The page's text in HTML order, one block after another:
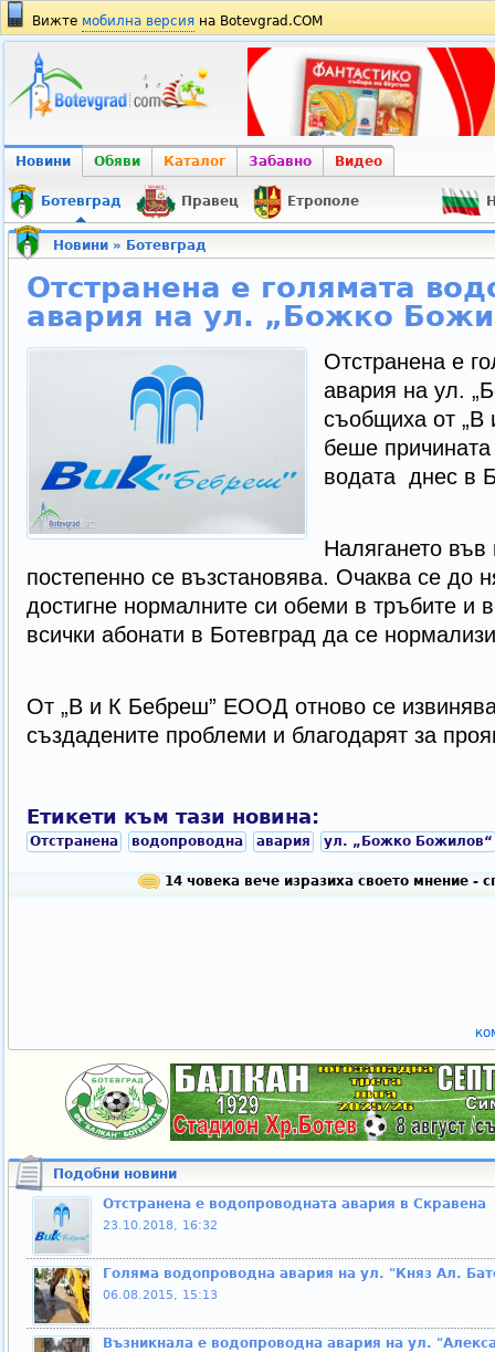
Вижте мобилна версия на Botevgrad.COM
Новини Обяви Каталог Забавно Видео
Ботевград Правец Етрополе
Новини» Ботевград
Отстранена е голямата
авария на ул. „Божко
Отстранена е
авария на ул.
съобщиха от
беше причината
водата днес в
Налягането
постепенно се възстановява. Очаква се до
достигне нормалните си обеми в тръбите и
всички абонати в Ботевград да се
От „В и К Бебреш” ЕООД отново се
създадените проблеми и благодарят за
Етикети към тази новина:
Отстранена водопроводна авария ул. „Божко Божилов“
14 човека вече изразиха своето мнение -
Подобни новини
Отстранена е водопроводната авария в Скравена
23.10.2018, 16:32
Голяма водопроводна авария на ул. "Княз Ал.
06.08.2015, 15:13
Възникнала е водопроводна авария на ул.